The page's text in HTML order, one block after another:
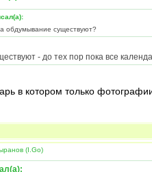
обдумывание существуют?
- до тех пор пока все
в котором только
(I.Go)